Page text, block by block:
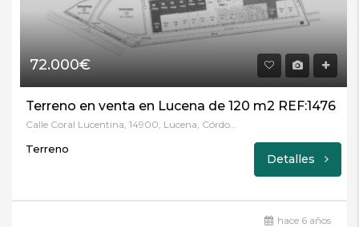
72.000€
Terreno en venta en Lucena de 120 m2 REF:1476
Terreno
Detalles
hace 6 años